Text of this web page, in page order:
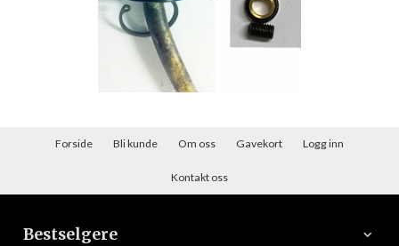
Forside Bli kunde Om oss Gavekort Logg inn
Kontakt oss
Bestselgere